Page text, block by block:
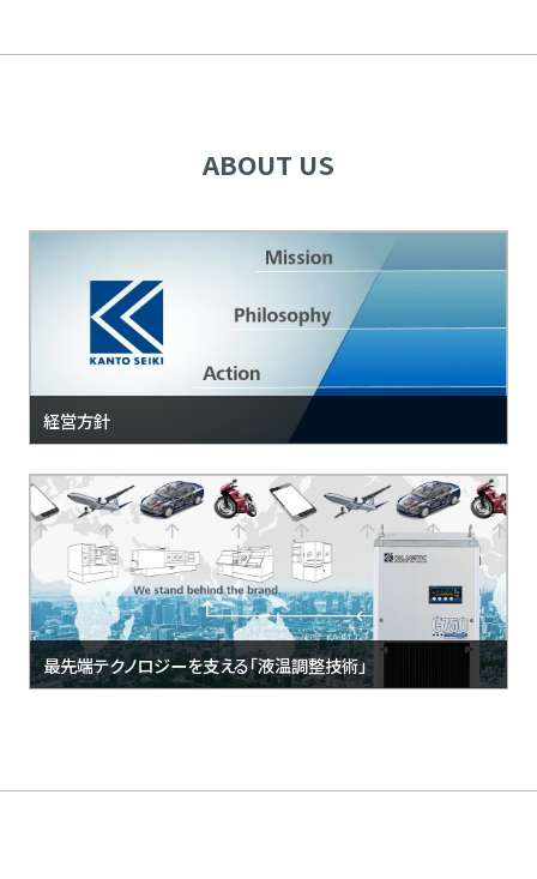
ABOUT US
経営方針
最先端テクノロジーを支える「液温調整技術」